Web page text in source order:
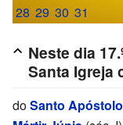
28 29 30 31
Neste dia
Santa Igreja
doSanto